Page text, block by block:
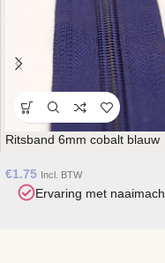
Ritsband 6mm cobalt blauw
€1.75 Incl. BTW
Ervaring met